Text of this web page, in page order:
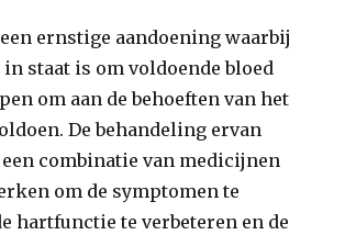
ernstige aandoening waarbij
staat is om voldoende bloed
om aan de behoeften van het
De behandeling ervan
combinatie van medicijnen
om de symptomen te
hartfunctie te verbeteren en de